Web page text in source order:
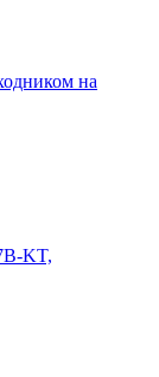
на
KT,